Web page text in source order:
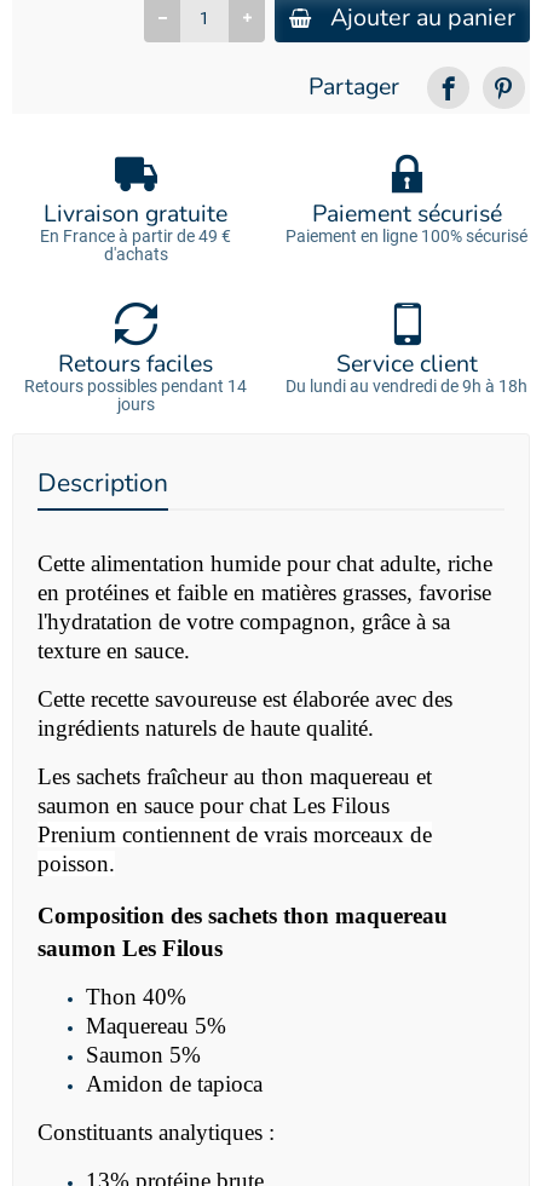
Ajouter au panier
Partager
Livraison gratuite
En France à partir de 49 €
d'achats
Paiement sécurisé
Paiement en ligne 100% sécurisé
Retours faciles
Retours possibles pendant 14
jours
Service client
Du lundi au vendredi de 9h à 18h
Description
Cette alimentation humide pour chat adulte, riche
en protéines et faible en matières grasses, favorise
l'hydratation de votre compagnon, grâce à sa
texture en sauce.
Cette recette savoureuse est élaborée avec des
ingrédients naturels de haute qualité.
Les sachets fraîcheur au thon maquereau et
saumon en sauce pour chat Les Filous
Prenium contiennent de vrais morceaux de
poisson.
Composition des sachets thon maquereau
saumon Les Filous
Thon 40%
Maquereau 5%
Saumon 5%
Amidon de tapioca
Constituants analytiques :
13% protéine brute